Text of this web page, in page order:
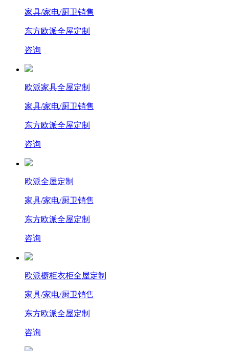
家具/家电/厨卫销售
东方欧派全屋定制
咨询
欧派家具全屋定制
家具/家电/厨卫销售
东方欧派全屋定制
咨询
欧派全屋定制
家具/家电/厨卫销售
东方欧派全屋定制
咨询
欧派橱柜衣柜全屋定制
家具/家电/厨卫销售
东方欧派全屋定制
咨询